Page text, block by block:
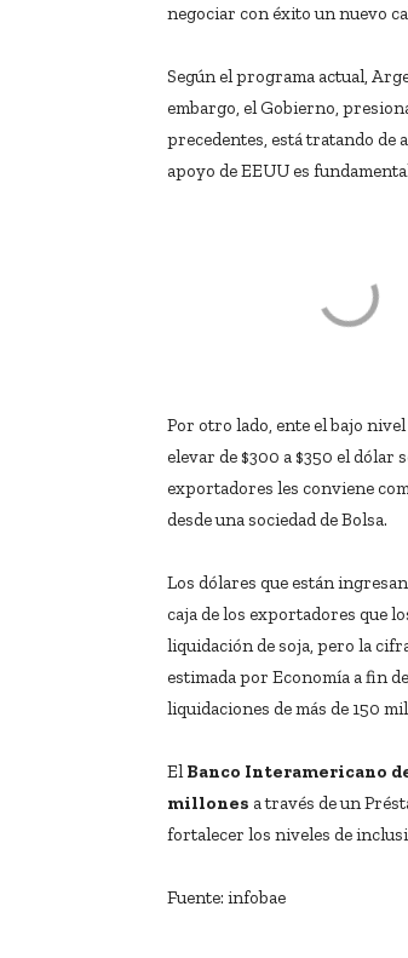
negociar con éxito un nuevo
Según el programa actual,
embargo, el Gobierno,
precedentes, está tratando de
apoyo de EEUU es
Por otro lado, ente el bajo
elevar de $300 a $350 el dólar
exportadores les conviene
desde una sociedad de Bolsa.
Los dólares que están
caja de los exportadores que
liquidación de soja, pero la
estimada por Economía a fin
liquidaciones de más de 150
ElBanco Interamericano
millones a través de un
fortalecer los niveles de
Fuente: infobae